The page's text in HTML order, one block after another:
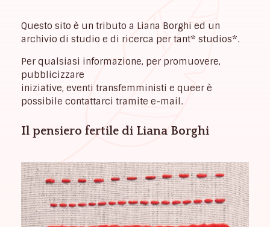
Questo sito è un tributo a Liana Borghi ed un
archivio di studio e di ricerca per tant* studios*.
Per qualsiasi informazione, per promuovere,
pubblicizzare
iniziative, eventi transfemministi e queer è
possibile contattarci tramite e-mail.
Il pensiero fertile di Liana Borghi